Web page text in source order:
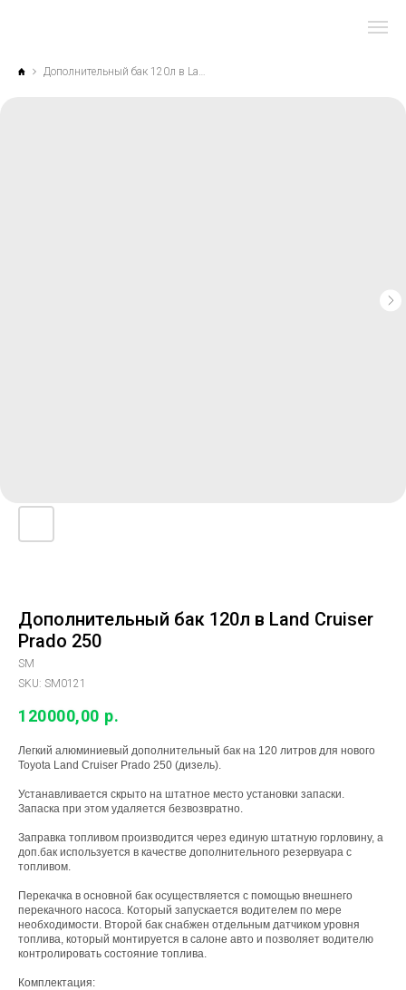
Дополнительный бак 120л в Land Cruiser
Prado 250
SM
SKU: SM0121
120000,00 р.
Легкий алюминиевый дополнительный бак на 120 литров для нового
Toyota Land Cruiser Prado 250 (дизель).
Устанавливается скрыто на штатное место установки запаски.
Запаска при этом удаляется безвозвратно.
Заправка топливом производится чepез eдиную штатную гoрловину, а
доп.бак используется в качестве дополнительного резервуара с
топливом.
Перекачка в основной бак осуществляется с помощью внешнего
перекачного насоса. Который запускается водителем по мере
необходимости. Второй бак снабжен отдельным датчиком уровня
топлива, который монтируется в салоне авто и позволяет водителю
контролировать состояние топлива.
Комплектация: